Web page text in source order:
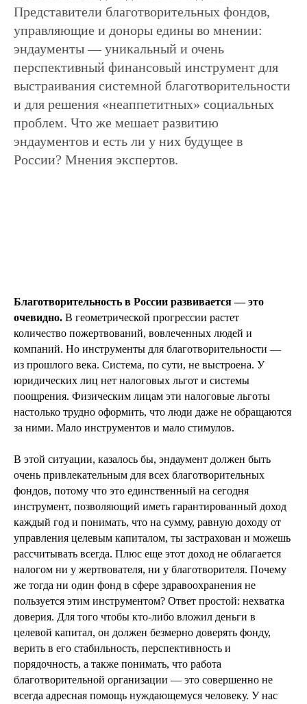
Представители благотворительных фондов,
управляющие и доноры едины во мнении:
эндаументы — уникальный и очень
перспективный финансовый инструмент для
выстраивания системной благотворительности
и для решения «неаппетитных» социальных
проблем. Что же мешает развитию
эндаументов и есть ли у них будущее в
России? Мнения экспертов.
Благотворительность в России развивается — это
очевидно. В геометрической прогрессии растет
количество пожертвований, вовлеченных людей и
компаний. Но инструменты для благотворительности —
из прошлого века. Система, по сути, не выстроена. У
юридических лиц нет налоговых льгот и системы
поощрения. Физическим лицам эти налоговые льготы
настолько трудно оформить, что люди даже не обращаются
за ними. Мало инструментов и мало стимулов.
В этой ситуации, казалось бы, эндаумент должен быть
очень привлекательным для всех благотворительных
фондов, потому что это единственный на сегодня
инструмент, позволяющий иметь гарантированный доход
каждый год и понимать, что на сумму, равную доходу от
управления целевым капиталом, ты застрахован и можешь
рассчитывать всегда. Плюс еще этот доход не облагается
налогом ни у жертвователя, ни у благотворителя. Почему
же тогда ни один фонд в сфере здравоохранения не
пользуется этим инструментом? Ответ простой: нехватка
доверия. Для того чтобы кто-либо вложил деньги в
целевой капитал, он должен безмерно доверять фонду,
верить в его стабильность, перспективность и
порядочность, а также понимать, что работа
благотворительной организации — это совершенно не
всегда адресная помощь нуждающемуся человеку. У нас